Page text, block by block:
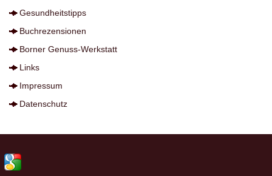
Gesundheitstipps
Buchrezensionen
Borner Genuss-Werkstatt
Links
Impressum
Datenschutz